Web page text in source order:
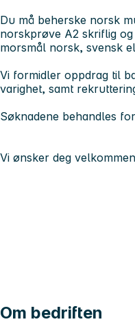
Du må beherske norsk
norskprøve A2 skriflig
morsmål norsk, svensk
Vi formidler oppdrag til
varighet, samt
Søknadene behandles
Vi ønsker deg
Om bedriften